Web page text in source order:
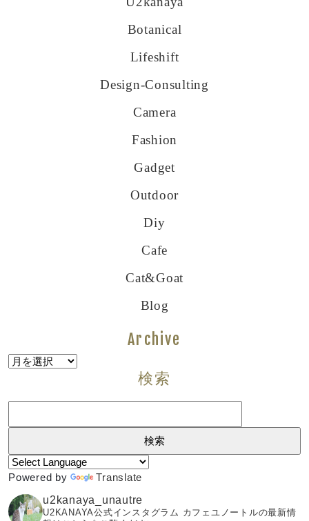
Botanical
Lifeshift
Design-Consulting
Camera
Fashion
Gadget
Outdoor
Diy
Cafe
Cat&goat
Blog
Archive
Archive
検索
Powered by
Translate
u2kanaya_unautre
U2KANAYA公式インスタグラム カフェユノートルの最新情